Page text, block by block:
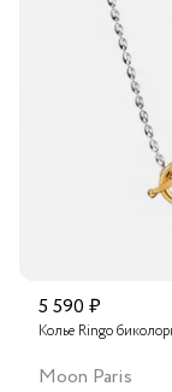
5 590 ₽
Колье Ringo
Moon Paris